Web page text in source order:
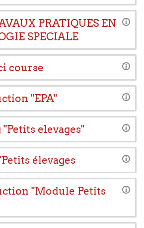
PRATIQUES EN
SPECIALE
course
"EPA"
elevages"
élevages
"Module Petits